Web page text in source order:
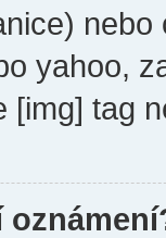
yahoo,
[img] tag